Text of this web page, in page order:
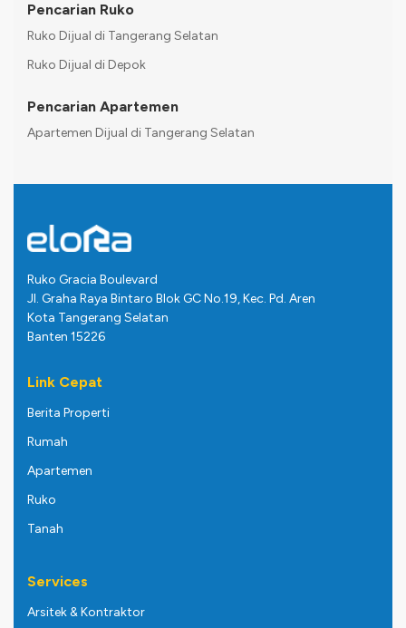
Pencarian Ruko
Ruko Dijual di Tangerang Selatan
Ruko Dijual di Depok
Pencarian Apartemen
Apartemen Dijual di Tangerang Selatan
Ruko Gracia Boulevard
Jl. Graha Raya Bintaro Blok GC No.19, Kec. Pd. Aren
Kota Tangerang Selatan
Banten 15226
Link Cepat
Berita Properti
Rumah
Apartemen
Ruko
Tanah
Services
Arsitek & Kontraktor